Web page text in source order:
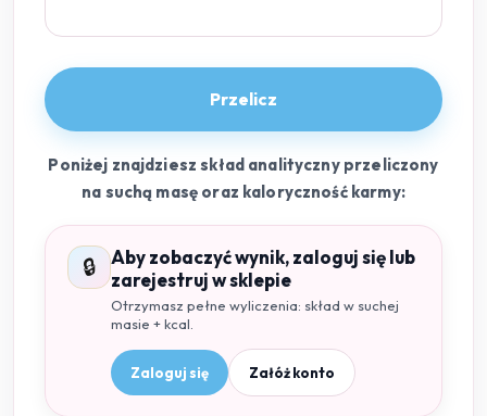
Przelicz
Poniżej znajdziesz skład analityczny przeliczony
na suchą masę oraz kaloryczność karmy:
🔒
Aby zobaczyć wynik, zaloguj się lub
zarejestruj w sklepie
Otrzymasz pełne wyliczenia: skład w suchej
masie + kcal.
Zaloguj się Załóż konto